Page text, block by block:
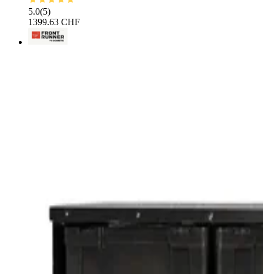
5.0(5)
1399.63 CHF